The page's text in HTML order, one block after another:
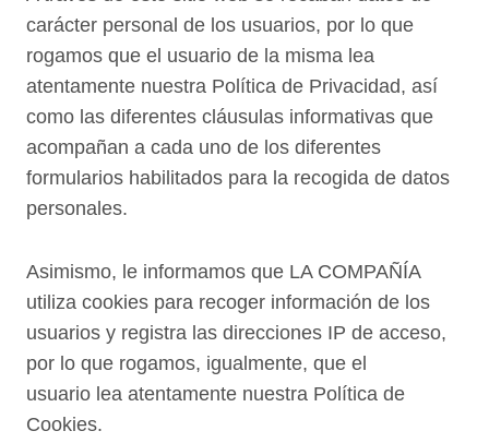
carácter personal de los usuarios, por lo que
rogamos que el usuario de la misma lea
atentamente nuestra Política de Privacidad, así
como las diferentes cláusulas informativas que
acompañan a cada uno de los diferentes
formularios habilitados para la recogida de datos
personales.
Asimismo, le informamos que LA COMPAÑÍA
utiliza cookies para recoger información de los
usuarios y registra las direcciones IP de acceso,
por lo que rogamos, igualmente, que el
usuario lea atentamente nuestra Política de
Cookies.